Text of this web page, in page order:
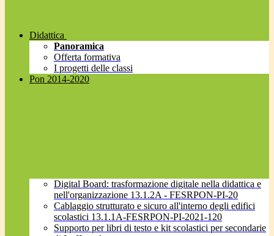
Didattica
Panoramica
Offerta formativa
I progetti delle classi
Pon 2014-2020
Digital Board: trasformazione digitale nella didattica e
nell'organizzazione 13.1.2A - FESRPON-PI-20
Cablaggio strutturato e sicuro all'interno degli edifici
scolastici 13.1.1A-FESRPON-PI-2021-120
Supporto per libri di testo e kit scolastici per secondarie